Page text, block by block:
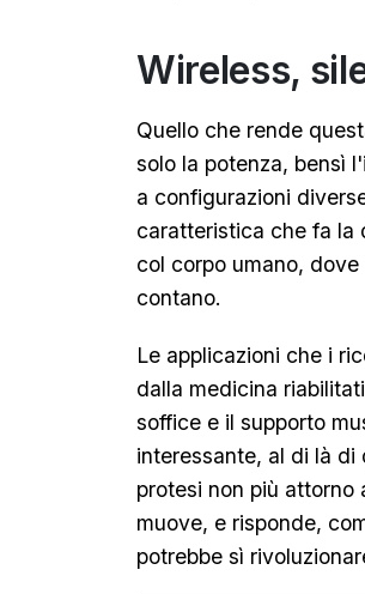
Wireless,
Quello che rende
solo la potenza, bensì
a configurazioni
caratteristica che fa la
col corpo umano,
contano.
Le applicazioni che i
dalla medicina
soffice e il supporto
interessante, al di là
protesi non più attorno
muove, e risponde,
potrebbe sì